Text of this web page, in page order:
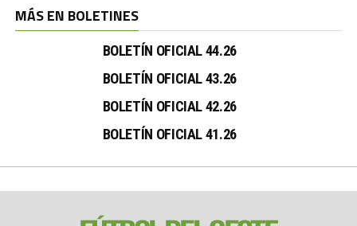
MÁS EN BOLETINES
BOLETÍN OFICIAL 44.26
BOLETÍN OFICIAL 43.26
BOLETÍN OFICIAL 42.26
BOLETÍN OFICIAL 41.26